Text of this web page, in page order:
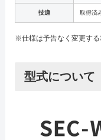
技適 取得済
※仕様は予告なく変更する
型式について